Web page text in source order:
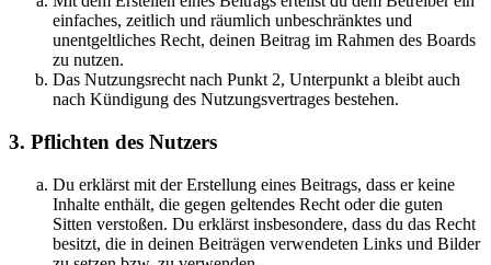
einfaches, zeitlich und räumlich unbeschränktes und
unentgeltliches Recht, deinen Beitrag im Rahmen des Boards
zu nutzen.
Das Nutzungsrecht nach Punkt 2, Unterpunkt a bleibt auch
nach Kündigung des Nutzungsvertrages bestehen.
3. Pflichten des Nutzers
Du erklärst mit der Erstellung eines Beitrags, dass er keine
Inhalte enthält, die gegen geltendes Recht oder die guten
Sitten verstoßen. Du erklärst insbesondere, dass du das Recht
besitzt, die in deinen Beiträgen verwendeten Links und Bilder